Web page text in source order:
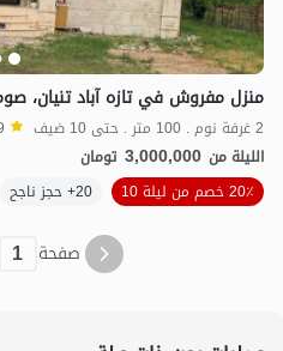
2 غرفة نوم . 100 متر . حتى 10 ضيف
الليلة من 3,000,000 تومان
20٪ خصم من ليلة 10
20+ حجز ناجح
صفحة 1